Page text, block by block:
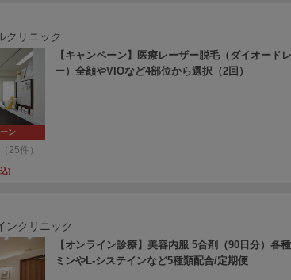
クリニック
ン
【キャンペーン】医療レーザー脱毛（ダイオード
ー）全顔やVIOなど4部位から選択（2回）
（25件）
)
ンクリニック
【オンライン診療】美容内服 5合剤（90日分）各
ミンやL-システインなど5種類配合/定期便